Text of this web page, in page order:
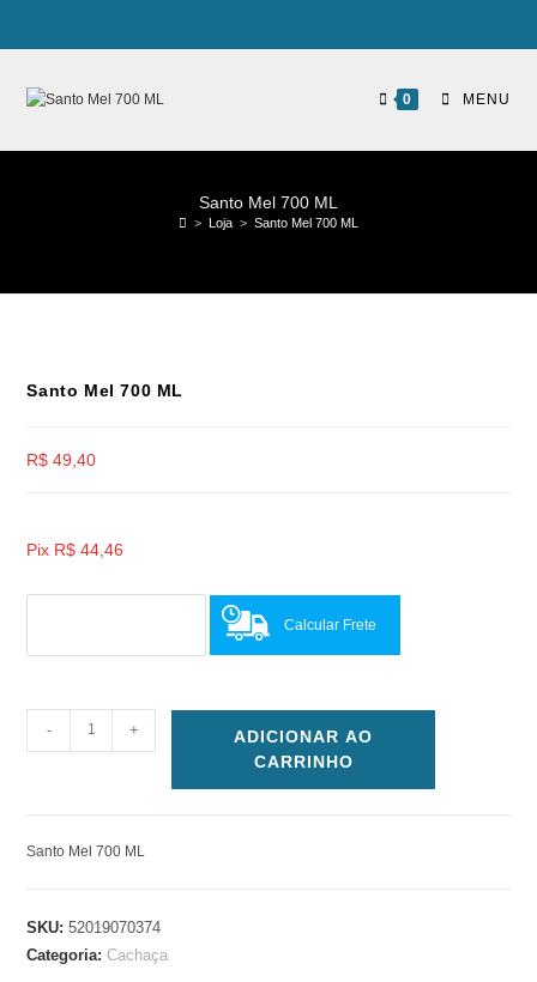
0 MENU
Santo Mel 700 ML
> Loja > Santo Mel 700 ML
Santo Mel 700 ML
R$ 49,40
Pix R$ 44,46
Calcular Frete
- +
ADICIONAR AO
CARRINHO
Santo Mel 700 ML
SKU:52019070374
Categoria:Cachaça